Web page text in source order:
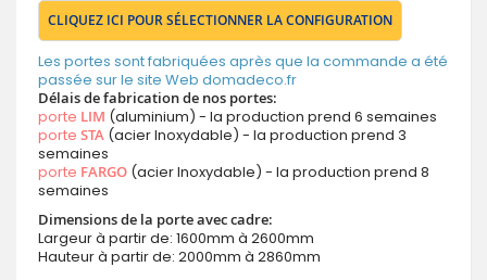
CLIQUEZ ICI POUR SÉLECTIONNER LA CONFIGURATION
Les portes sont fabriquées après que la commande a été
passée sur le site Web domadeco.fr
Délais de fabrication de nos portes:
porte LIM (aluminium) - la production prend 6 semaines
porte STA (acier Inoxydable) - la production prend 3
semaines
porte FARGO (acier Inoxydable) - la production prend 8
semaines
Dimensions de la porte avec cadre:
Largeur à partir de: 1600mm à 2600mm
Hauteur à partir de: 2000mm à 2860mm